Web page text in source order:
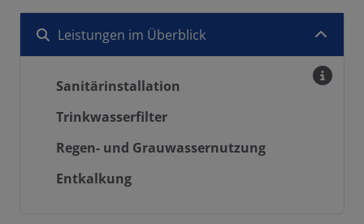
Leistungen im Überblick
Sanitärinstallation
Trinkwasserfilter
Regen- und Grauwassernutzung
Entkalkung
schließen
und schließen